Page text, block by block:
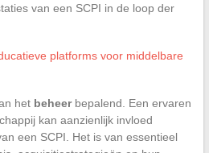
van een SCPI in de loop der
platforms voor middelbare
het beheerbepalend. Een ervaren
kan aanzienlijk invloed
een SCPI. Het is van essentieel